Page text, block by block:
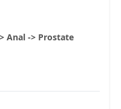
Anal -> Prostate